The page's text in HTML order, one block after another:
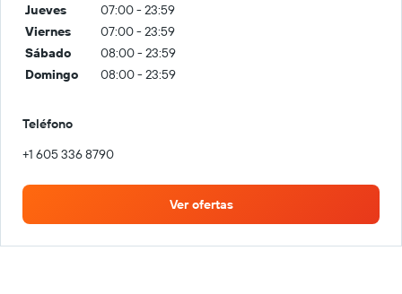
Jueves
07:00 - 23:59
Viernes
07:00 - 23:59
Sábado
08:00 - 23:59
Domingo
08:00 - 23:59
Teléfono
+1 605 336 8790
Ver ofertas